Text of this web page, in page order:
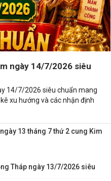
ngày 14/7/2026 siêu
14/7/2026 siêu chuẩn mang
xu hướng và các nhận định
13 tháng 7 thứ 2 cung Kim
Tháp ngày 13/7/2026 siêu